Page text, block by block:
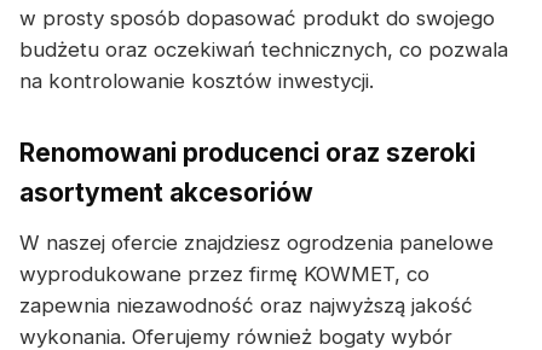
w prosty sposób dopasować produkt do swojego
budżetu oraz oczekiwań technicznych, co pozwala
na kontrolowanie kosztów inwestycji.
Renomowani producenci oraz szeroki
asortyment akcesoriów
W naszej ofercie znajdziesz ogrodzenia panelowe
wyprodukowane przez firmę KOWMET, co
zapewnia niezawodność oraz najwyższą jakość
wykonania. Oferujemy również bogaty wybór